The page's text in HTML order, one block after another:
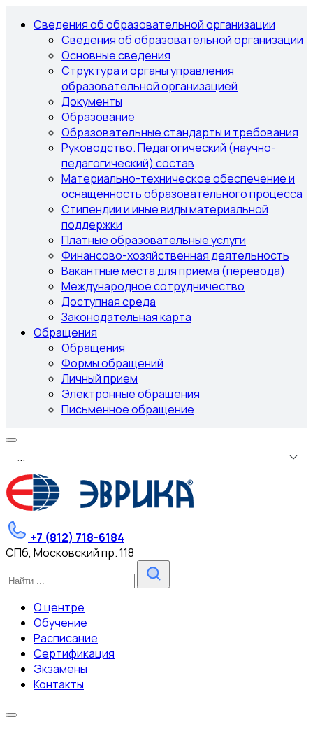
Сведения об образовательной организации
Сведения об образовательной организации
Основные сведения
Структура и органы управления
образовательной организацией
Документы
Образование
Образовательные стандарты и требования
Руководство. Педагогический (научно-
педагогический) состав
Материально-техническое обеспечение и
оснащенность образовательного процесса
Стипендии и иные виды материальной
поддержки
Платные образовательные услуги
Финансово-хозяйственная деятельность
Вакантные места для приема (перевода)
Международное сотрудничество
Доступная среда
Законодательная карта
Обращения
Обращения
Формы обращений
Личный прием
Электронные обращения
Письменное обращение
...
+7 (812) 718-6184
СПб, Московский пр. 118
О центре
Обучение
Расписание
Сертификация
Экзамены
Контакты